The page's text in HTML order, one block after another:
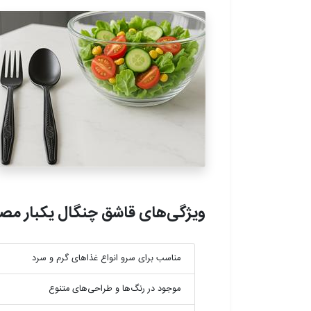
ویژگی‌های قاشق چنگال یکبار
مناسب برای سرو انواع غذاهای گرم و سرد
موجود در رنگ‌ها و طراحی‌های متنوع